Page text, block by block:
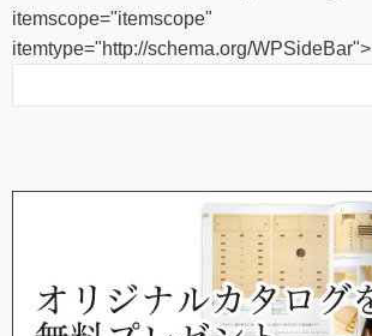
itemscope="itemscope"
itemtype="http://schema.org/WPSideBar">